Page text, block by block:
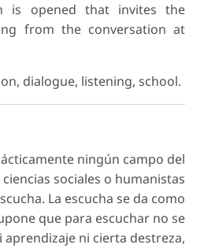
is opened that invites the
from the conversation at
dialogue, listening, school.
ningún campo del
sociales o humanistas
La escucha se da como
que para escuchar no se
ni cierta destreza,